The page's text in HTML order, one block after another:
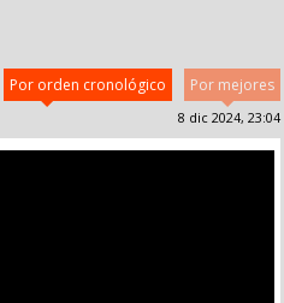
Por mejores
Por orden cronológico
8 dic 2024, 23:04